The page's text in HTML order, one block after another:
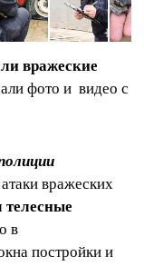
вражеские
фото и видео с
атаки вражеских
в
постройки и